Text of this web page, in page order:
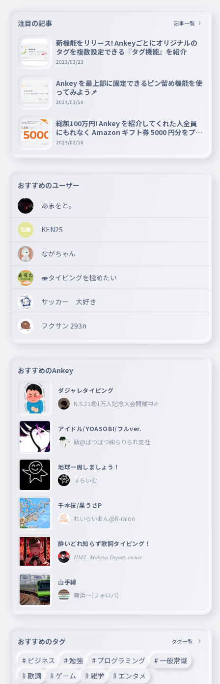
注目の記事 記事一覧
新機能をリリース! Ankeyごとにオリジナルの
タグを複数設定できる『タグ機能』を紹介
2023/03/23
Ankey を最上部に固定できるピン留め機能を使
ってみよう📌
2023/03/10
総額100万円! Ankey を紹介してくれた人全員
にもれなく Amazon ギフト券 5000 円分をプレ
ゼントキャンペーン!!
2023/02/10
おすすめのユーザー
あまをと。
KEN25
ながちゃん
🍣タイピングを極めたい
サッカー 大好き
フクサン 293n
おすすめのAnkey
ダジャレタイピング
N.S.21㊗︎1万人記念大会開催中🎉
アイドル/YOASOBI/フルver.
跋@ばつばつ㈱らりられ支社
地球一周しましょう！
すらいむ
千本桜/黒うさP
れいらいおん@R-raion
酔いどれ知らず歌詞タイピング！
𝐻𝑀𝑍_𝑀𝑜𝑘𝑒𝑦𝑎 𝐷𝑒𝑝𝑢𝑡𝑦 𝑜𝑤𝑛𝑒𝑟
山手線
舞浜〜(フォロバ)
おすすめのタグ タグ一覧
# ビジネス # 勉強 # プログラミング
# 一般常識
# 歌詞
# ゲーム # 雑学 # エンタメ